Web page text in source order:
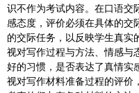
识不作为考试内容。在口语交
感态度，评价必须在具体的交
的交际任务，以反映学生真实
视对写作过程与方法、情感与
好的习惯，是否表达了真情实
视对写作材料准备过程的评价